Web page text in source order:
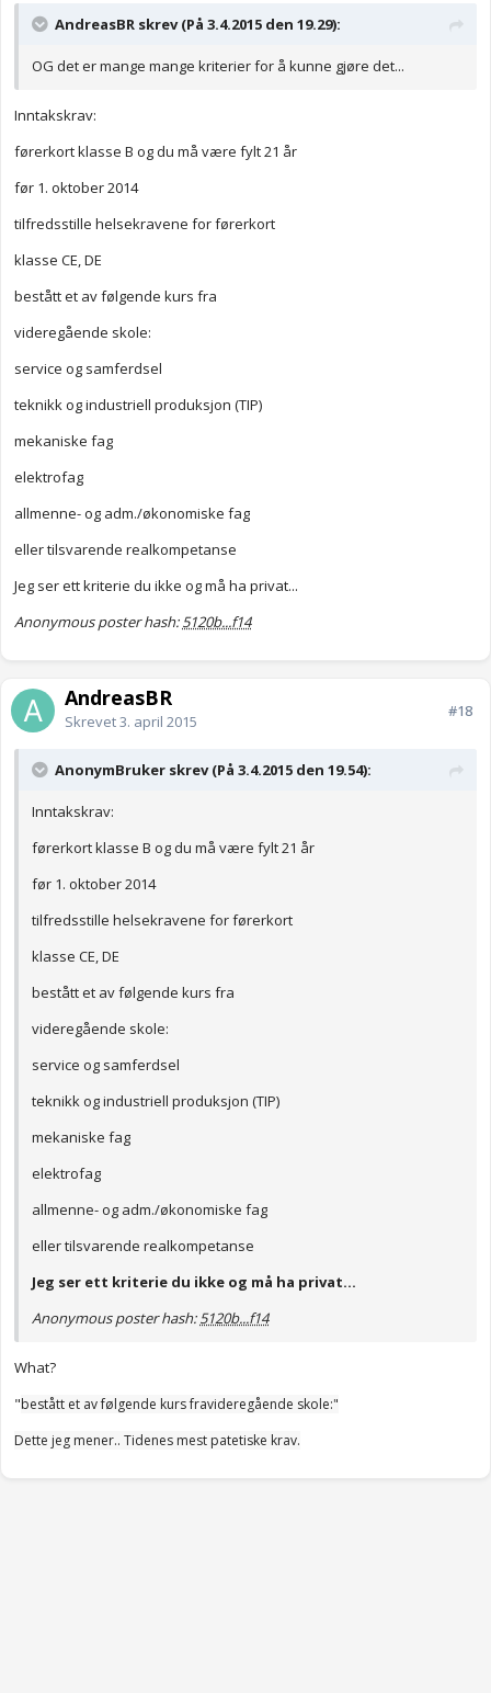
AndreasBR skrev (På 3.4.2015 den 19.29):
OG det er mange mange kriterier for å kunne gjøre det...
Inntakskrav:
førerkort klasse B og du må være fylt 21 år
før 1. oktober 2014
tilfredsstille helsekravene for førerkort
klasse CE, DE
bestått et av følgende kurs fra
videregående skole:
service og samferdsel
teknikk og industriell produksjon (TIP)
mekaniske fag
elektrofag
allmenne- og adm./økonomiske fag
eller tilsvarende realkompetanse
Jeg ser ett kriterie du ikke og må ha privat...
Anonymous poster hash:5120b...f14
AndreasBR
Skrevet3. april 2015
#18
AnonymBruker skrev (På 3.4.2015 den 19.54):
Inntakskrav:
førerkort klasse B og du må være fylt 21 år
før 1. oktober 2014
tilfredsstille helsekravene for førerkort
klasse CE, DE
bestått et av følgende kurs fra
videregående skole:
service og samferdsel
teknikk og industriell produksjon (TIP)
mekaniske fag
elektrofag
allmenne- og adm./økonomiske fag
eller tilsvarende realkompetanse
Jeg ser ett kriterie du ikke og må ha privat...
Anonymous poster hash:5120b...f14
What?
"bestått et av følgende kurs fravideregående skole:"
Dette jeg mener.. Tidenes mest patetiske krav.